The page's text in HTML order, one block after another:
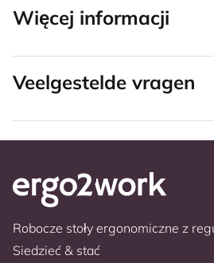
Więcej informacji
Veelgestelde vragen
Robocze stoły ergonomiczne z
Siedzieć & stać